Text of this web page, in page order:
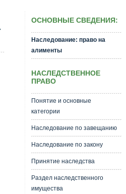
ОСНОВНЫЕ СВЕДЕНИЯ:
Наследование: право на
алименты
НАСЛЕДСТВЕННОЕ
ПРАВО
Понятие и основные
категории
Наследование по завещанию
Наследование по закону
Принятие наследства
Раздел наследственного
имущества